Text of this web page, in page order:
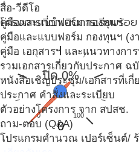
สื่อ-วีดีโอ
คู่มือและแบบฟอร์ม กองทุนฯ
คู่มือและแบบฟอร์ม กองทุนฯ (ง
คู่มือ เอกสารฯ และแนวทางก
รวมเอกสารเกี่ยวกับประกาศ ฉ
หนังสือเชิญประชุม/เอกสารที่เกี่
ประกาศ คำสั่งและระเบียบ
ตัวอย่างโครงการ จาก สปสช.
ถาม-ตอบ (Q&A)
โปรแกรมคำนวณ เปอร์เซ็นต์/
โครงการที่ดำเนินการเรียบร้
ปิด 0%
0 100
0